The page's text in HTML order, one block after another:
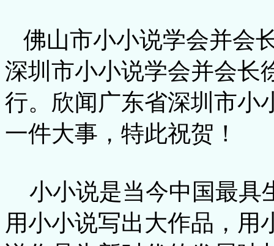
佛山市小小说学会并会
深圳市小小说学会并会长
行。欣闻广东省深圳市小
一件大事，特此祝贺！
小小说是当今中国最具
用小小说写出大作品，用